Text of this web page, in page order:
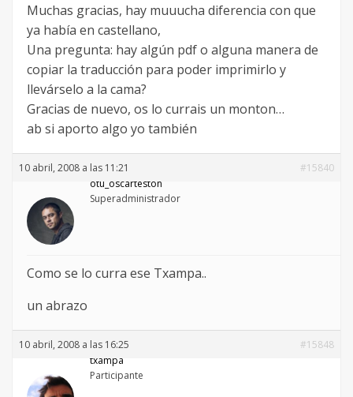
Muchas gracias, hay muuucha diferencia con que
ya había en castellano,
Una pregunta: hay algún pdf o alguna manera de
copiar la traducción para poder imprimirlo y
llevárselo a la cama?
Gracias de nuevo, os lo currais un monton…
ab si aporto algo yo también
10 abril, 2008 a las 11:21
#15840
otu_oscarteston
Superadministrador
Como se lo curra ese Txampa..
un abrazo
10 abril, 2008 a las 16:25
#15848
txampa
Participante